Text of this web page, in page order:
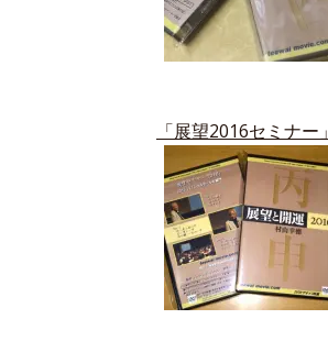
「展望2016セミナー」